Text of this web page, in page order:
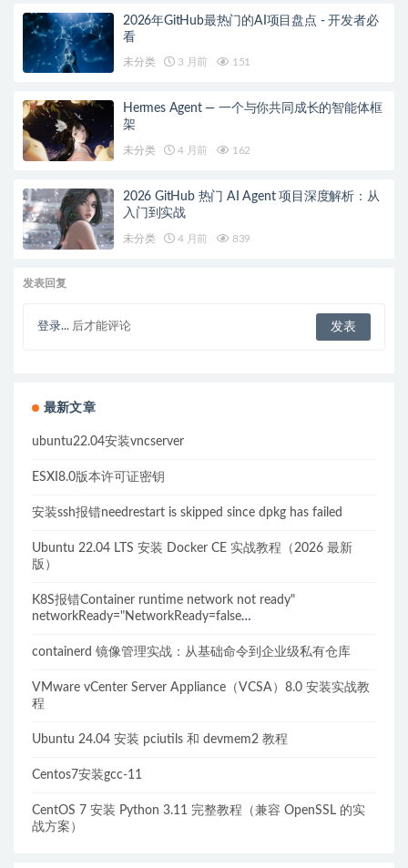
2026年GitHub最热门的AI项目盘点 - 开发者必
看
未分类 3 月前 151
Hermes Agent — 一个与你共同成长的智能体框
架
未分类 4 月前 162
2026 GitHub 热门 AI Agent 项目深度解析：从
入门到实战
未分类 4 月前 839
发表回复
登录... 后才能评论
最新文章
ubuntu22.04安装vncserver
ESXI8.0版本许可证密钥
安装ssh报错needrestart is skipped since dpkg has failed
Ubuntu 22.04 LTS 安装 Docker CE 实战教程（2026 最新
版）
K8S报错Container runtime network not ready"
networkReady="NetworkReady=false
containerd 镜像管理实战：从基础命令到企业级私有仓库
VMware vCenter Server Appliance（VCSA）8.0 安装实战教
程
Ubuntu 24.04 安装 pciutils 和 devmem2 教程
Centos7安装gcc-11
CentOS 7 安装 Python 3.11 完整教程（兼容 OpenSSL 的实
战方案）